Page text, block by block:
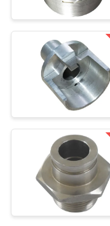
NIEUWS
GEVALLEN
SITEMAP
PRIVACY
POLICY
De